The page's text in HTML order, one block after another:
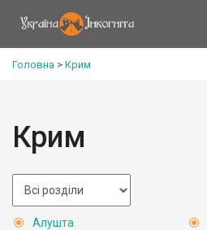
Головна > Крим
Крим
Алушта